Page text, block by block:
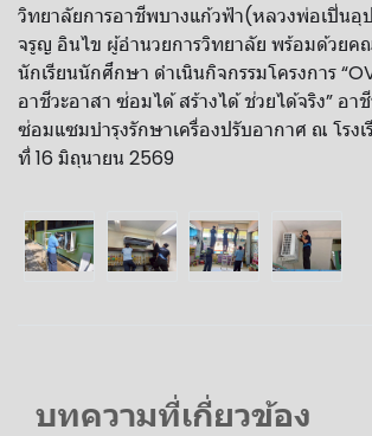
วิทยาลัยการอาชีพบางแก้วฟ้า(หลวงพ่อเปิ่นอุ
จรูญ อินไข ผู้อำนวยการวิทยาลัย พร้อมด้วยค
นักเรียนนักศึกษา ดำเนินกิจกรรมโครงการ
อาชีวะอาสา ซ่อมได้ สร้างได้ ช่วยได้จริง” อา
ซ่อมแซมบำรุงรักษาเครื่องปรับอากาศ ณ โรงเ
ที่ 16 มิถุนายน 2569
บทความที่เกี่ยวข้อง